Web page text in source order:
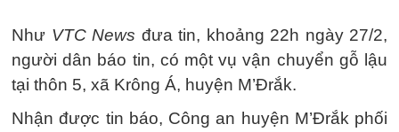
Như VTC News đưa tin, khoảng 22h ngày 27/2,
người dân báo tin, có một vụ vận chuyển gỗ lậu
tại thôn 5, xã Krông Á, huyện M’Đrắk.
Nhận được tin báo, Công an huyện M’Đrắk phối